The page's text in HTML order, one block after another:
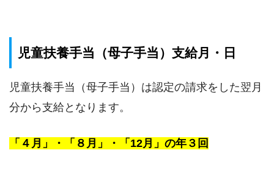
児童扶養手当（母子手当）支給月・日
児童扶養手当（母子手当）は認定の請求をした翌月
分から支給となります。
「４月」・「８月」・「12月」の年３回